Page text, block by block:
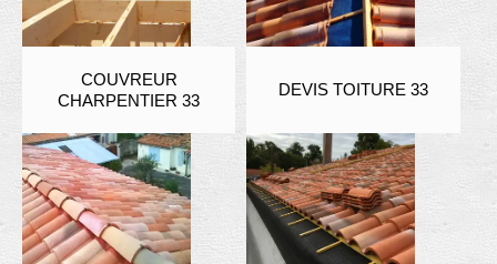
COUVREUR
CHARPENTIER 33
DEVIS TOITURE 33